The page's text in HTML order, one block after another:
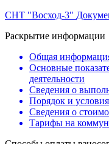
СНТ "Восход-3"
Раскрытие информации
Общая
Основные
деятельности
Сведения о
Порядок и
Сведения о
Тарифы на